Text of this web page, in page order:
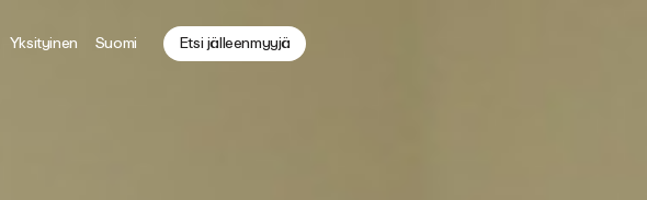
Yksityinen Suomi Etsi jälleenmyyjä